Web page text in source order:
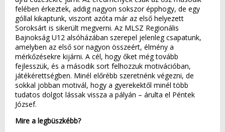
felében érkeztek, addig nagyon sokszor épphogy, de egy
góllal kikaptunk, viszont azóta már az első helyezett
Soroksárt is sikerült megverni. Az MLSZ Regionális
Bajnokság U12 alsóházában szerepel jelenleg csapatunk,
amelyben az első sor nagyon összeért, élmény a
mérkőzésekre kijárni. A cél, hogy őket még tovább
fejlesszük, és a második sort felhozzuk motivációban,
játékérettségben. Minél előrébb szeretnénk végezni, de
sokkal jobban motivál, hogy a gyerekektől minél több
tudatos dolgot lássak vissza a pályán – árulta el Péntek
József.
Mire a legbüszkébb?